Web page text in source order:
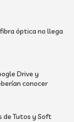
óptica no llega
Drive y
conocer
de Tutos y Soft